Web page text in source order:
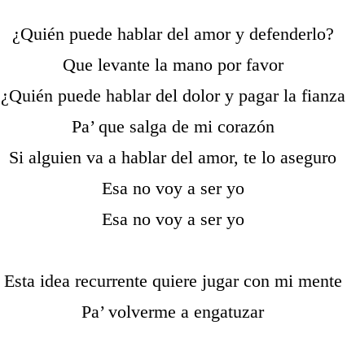
¿Quién puede hablar del amor y defenderlo?
Que levante la mano por favor
¿Quién puede hablar del dolor y pagar la fianza
Pa’ que salga de mi corazón
Si alguien va a hablar del amor, te lo aseguro
Esa no voy a ser yo
Esa no voy a ser yo
Esta idea recurrente quiere jugar con mi mente
Pa’ volverme a engatuzar